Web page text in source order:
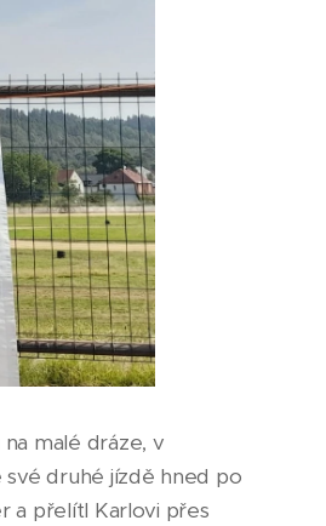
malé dráze, v
druhé jízdě hned po
a přelítl Karlovi přes